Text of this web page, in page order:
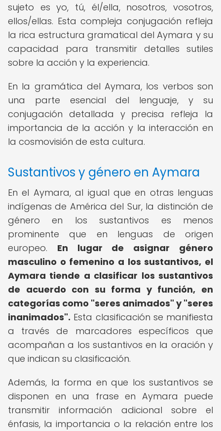
sujeto es yo, tú, él/ella, nosotros, vosotros,
ellos/ellas. Esta compleja conjugación refleja
la rica estructura gramatical del Aymara y su
capacidad para transmitir detalles sutiles
sobre la acción y la experiencia.
En la gramática del Aymara, los verbos son
una parte esencial del lenguaje, y su
conjugación detallada y precisa refleja la
importancia de la acción y la interacción en
la cosmovisión de esta cultura.
Sustantivos y género en Aymara
En el Aymara, al igual que en otras lenguas
indígenas de América del Sur, la distinción de
género en los sustantivos es menos
prominente que en lenguas de origen
europeo. En lugar de asignar género
masculino o femenino a los sustantivos, el
Aymara tiende a clasificar los sustantivos
de acuerdo con su forma y función, en
categorías como "seres animados" y "seres
inanimados". Esta clasificación se manifiesta
a través de marcadores específicos que
acompañan a los sustantivos en la oración y
que indican su clasificación.
Además, la forma en que los sustantivos se
disponen en una frase en Aymara puede
transmitir información adicional sobre el
énfasis, la importancia o la relación entre los